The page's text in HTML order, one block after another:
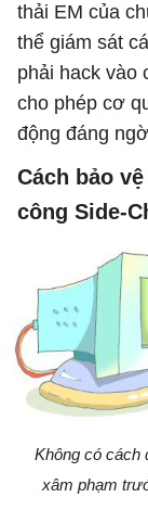
thải EM của
thể giám sát
phải hack vào
cho phép cơ
động đáng
Cách bảo
công Side-
Không có cách
xâm phạm